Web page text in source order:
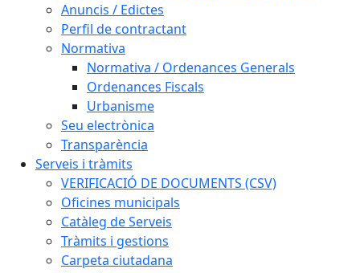
Anuncis / Edictes
Perfil de contractant
Normativa
Normativa / Ordenances Generals
Ordenances Fiscals
Urbanisme
Seu electrònica
Transparència
Serveis i tràmits
VERIFICACIÓ DE DOCUMENTS (CSV)
Oficines municipals
Catàleg de Serveis
Tràmits i gestions
Carpeta ciutadana